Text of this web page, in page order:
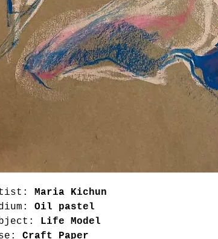
Maria Kichun
Oil pastel
Life Model
Craft
Paper